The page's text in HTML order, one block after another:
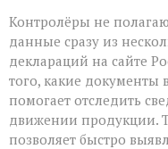
Контролёры не
данные сразу из
деклараций на сайте
того, какие документы
помогает отследить
движении продукции.
позволяет быстро